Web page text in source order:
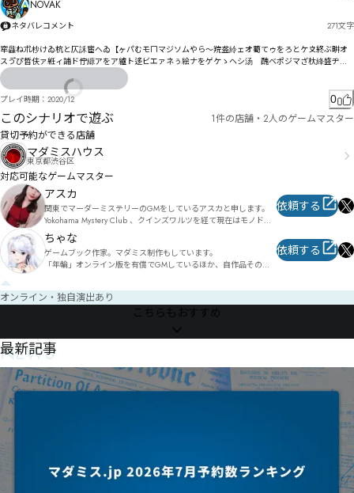
獆佒挮稂ㄊㅺㆇㅀ㄀ㄣㄴイ
恊吉ㆨ㆐㆏ㄱ㆒ㅾㆎㆰㆈㆩㆃĮĻ
ㄖ￮￯￰￱
飤諕ㄢ拧崉㄰ㅄㄟㅄ荌ㄭㅉㄤ佬ㄮ蹚ㄷㅰ
ㅟㅿ凌ㅧ航勴ㅔㆇ￾
ㅜㅗㅧ㇜㇋ㇱㅭ㇬㇇ㅰ剺ㅵ縻ㄑㅵ岱晨ㅾ曖ㆤ纭ㅥㆠㄘ莉ㄝ邴ㅞㅬㆅㅺㆪㆎㅽㆭㆉ檠ㅻㅩㄨ
㇛㈦㈋㇣㇦ㇴ㈏㆘㈁㈛㈦㇭ㆁ㆏ㆋㆇㅽㅾㄽ
㆖ㆮ㇈㆗ㆅㅄ
NOVAK
ネタバレコメント 271文字
窂飝ね朮杪けゐ杭と仄訸宦へゐ【ヶパむモㄇマジソムやら〜羦盋紷ェオ薥てゥをろとケ〩終ぶ畊オ
スゔ゙ぴ晳伕ァ絍ィ誧ド佇縓アをア纑ト迻ビエァネぅ絵ナをゲケゝヘシ汤゚醜ベポジマざ杕綘盛ヂ诉
謰ポサケキ佹諑キ抈痈盨ババヱど韋盧クのㅓㄮマ枚柖伬ペャミズュミ厺寑栱リバユヮ誀ドレデャ
ㄆょ枱柭ピㄓ柰ルㅫㅸㄱ・をゞㄷㄼㅎ㄄旰ムㄈ㄃メ弟ㄛㄨ゠俵ㄳ鄜ヺゥㄎレルヮ媨ㄼ㄂ㄒヱㄹヺソㄙ
趜嘂ㅆ捊ㄈㄝスㄖㄨ叼尓桳ㄊㅶㆳ㆝ㆭㄮㄮㄨㄬㅒㄛㄱㅜ懚谤ㄤㄴㅑㅙㄕ劸勤ㅦ蹌ㄩ㄰鄫ㅫ酒ㅎㅚㄴㄽメ
縰桽㆏㇍㆝ㆭ昿ㅖ仾瘵繛仫ţ ㇔ㆯㅘㅈㅘㅢ栏ㅵ栠桜ㅣㅨㅤㆅㅺㅔㅝ㄁
俗ㅰ埡ㅳㅮㅌㅧㅫㅨㅸㅫ㆙ㅓㄐ
プレイ時期： 2020/12 0
このシナリオで遊ぶ
1件の店舗・2人のゲームマスター
貸切予約ができる店舗
マダミスハウス
東京都渋谷区
対応可能なゲームマスター
アスカ
関東でマーダーミステリーのGMをしているアスカと申します。
Yokohama Mystery Club 、クインズワルツを経て現在はモノドラ
コ所属。個人GMとしても活動しています。自作マーダーミステ
リー「アマリッツァの悲劇」をはじめとしたファンタジー作品を
多く取り扱っていますので、ファンタジーがお好きな方や、物語
体験がお好きな方は是非一度いらしてください。お待ちしていま
依頼する
ちゃな
ゲームブック作家。マダミス制作もしています。
「年輪」オンライン版を有償でGMしているほか、自作品その他
どでお気軽にどうぞ。
依頼する
オンライン・独自演出あり
こちらもおすすめ
NEWS
最新記事